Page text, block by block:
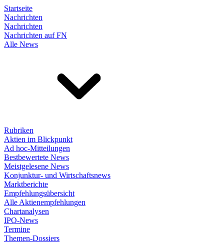
Startseite
Nachrichten
Nachrichten
Nachrichten auf FN
Alle News
Rubriken
Aktien im Blickpunkt
Ad hoc-Mitteilungen
Bestbewertete News
Meistgelesene News
Konjunktur- und Wirtschaftsnews
Marktberichte
Empfehlungsübersicht
Alle Aktienempfehlungen
Chartanalysen
IPO-News
Termine
Themen-Dossiers